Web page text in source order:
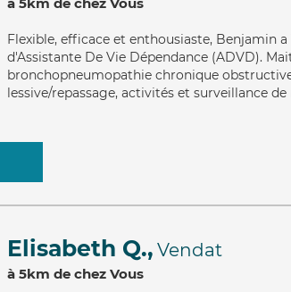
Flexible, efficace et enthousiaste, Benjamin
d'Assistante De Vie Dépendance (ADVD).
bronchopneumopathie chronique
lessive/repassage, activités et surveillance
Elisabeth Q., Vendat
à 5km de chez Vous